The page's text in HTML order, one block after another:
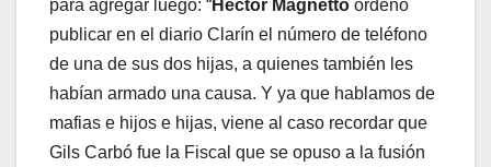
para agregar luego: “Héctor Magnetto ordenó
publicar en el diario Clarín el número de teléfono
de una de sus dos hijas, a quienes también les
habían armado una causa. Y ya que hablamos de
mafias e hijos e hijas, viene al caso recordar que
Gils Carbó fue la Fiscal que se opuso a la fusión